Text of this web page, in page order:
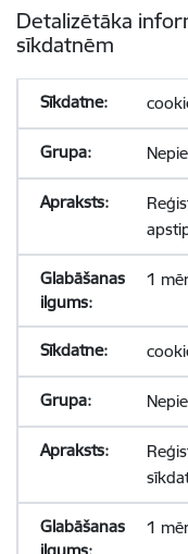
Detalizētāka
sīkdatnēm
1
1